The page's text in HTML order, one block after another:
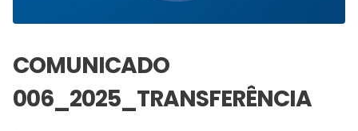
COMUNICADO
006_2025_TRANSFERÊNCIA